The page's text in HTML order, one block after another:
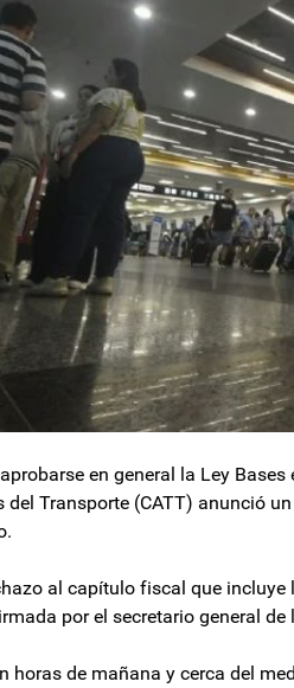
en general la Ley
del Transporte (CATT) anunció
al capítulo fiscal que
por el secretario general de
horas de mañana y cerca del